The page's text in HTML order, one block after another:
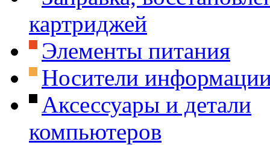
картриджей
Элементы питания
Носители
Аксессуары и детали
компьютеров